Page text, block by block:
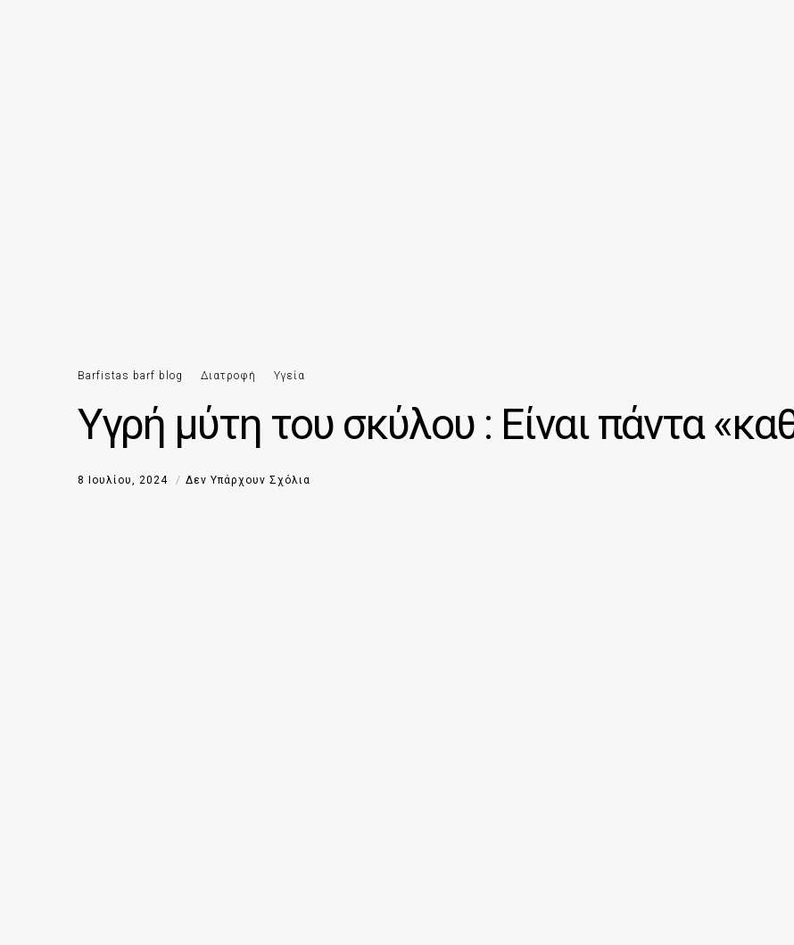
Barfistas barf blog Διατροφή Υγεία
Υγρή μύτη του σκύλου : Είναι πάντα
8 Ιουλίου, 2024 Δεν Υπάρχουν Σχόλια